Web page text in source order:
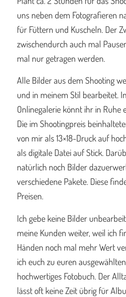
uns neben dem Fotografieren
für Füttern und Kuscheln. Der
zwischendurch auch mal
mal nur getragen werden.
Alle Bilder aus dem Shooting
und in meinem Stil bearbeitet.
Onlinegalerie könnt ihr in Ruhe
Die im Shootingpreis
von mir als 13×18-Druck auf
als digitale Datei auf Stick.
natürlich noch Bilder
verschiedene Pakete. Diese
Preisen.
Ich gebe keine Bilder
meine Kunden weiter, weil ich
Händen noch mal mehr Wert
ich euch zu euren
hochwertiges Fotobuch. Der
lässt oft keine Zeit übrig für